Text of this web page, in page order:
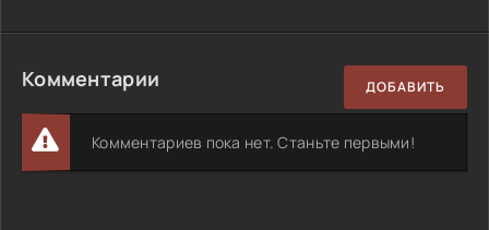
Комментарии ДОБАВИТЬ
Комментариев пока нет. Станьте первыми!